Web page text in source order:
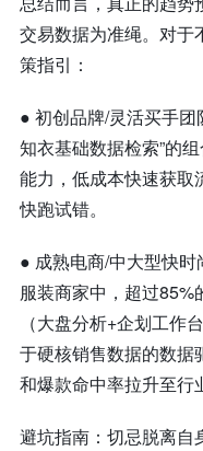
交易数据为准绳。对于
策指引：
● 初创品牌/灵活买手团
知衣基础数据检索”的
能力，低成本快速获取
快跑试错。
● 成熟电商/中大型快
服装商家中，超过85%
（大盘分析+企划工作
于硬核销售数据的数据
和爆款命中率拉升至行
避坑指南：切忌脱离自